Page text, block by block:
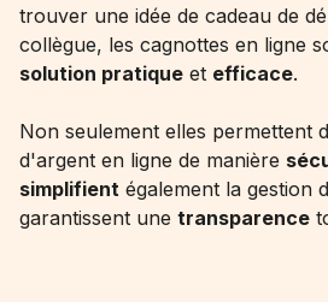
trouver une idée de cadeau de
collègue, les cagnottes en ligne
solution pratique et efficace.
Non seulement elles permettent
d'argent en ligne de manière
simplifient également la gestion
garantissent une transparence